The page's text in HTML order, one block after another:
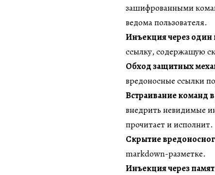
зашифрованными
ведома пользователя.
Инъекция через один
ссылку, содержащую
Обход защитных
вредоносные ссылки
Встраивание команд
внедрить невидимые
прочитает и исполнит.
Скрытие
markdown-разметке.
Инъекция через